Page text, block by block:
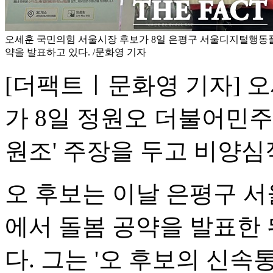
오세훈 국민의힘 서울시장 후보가 8일 은평구 서울디지털행
약을 발표하고 있다. /문화영 기자
[더팩트ㅣ문화영 기자]
가 8일 정원오 더불어민
원조' 주장을 두고 비양
오 후보는 이날 은평구
에서 돌봄 공약을 발표한
다. 그는 '오 후보의 신속